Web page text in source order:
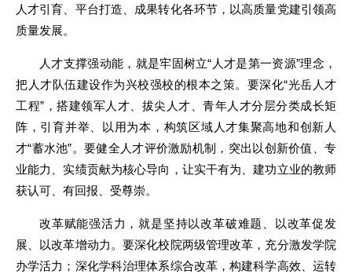
人才引育、平台打造、成果转化各环节，以高质量党建引领高
质量发展。
人才支撑强动能，就是牢固树立“人才是第一资源”理念，
把人才队伍建设作为兴校强校的根本之策。要深化“光岳人才
工程”，搭建领军人才、拔尖人才、青年人才分层分类成长矩
阵，引育并举、以用为本，构筑区域人才集聚高地和创新人
才“蓄水池”。要健全人才评价激励机制，突出以创新价值、专
业能力、实绩贡献为核心导向，让实干有为、建功立业的教师
获认可、有回报、受尊崇。
改革赋能强活力，就是坚持以改革破难题、以改革促发
展、以改革增动力。要深化校院两级管理改革，充分激发学院
办学活力；深化学科治理体系综合改革，构建科学高效、运转